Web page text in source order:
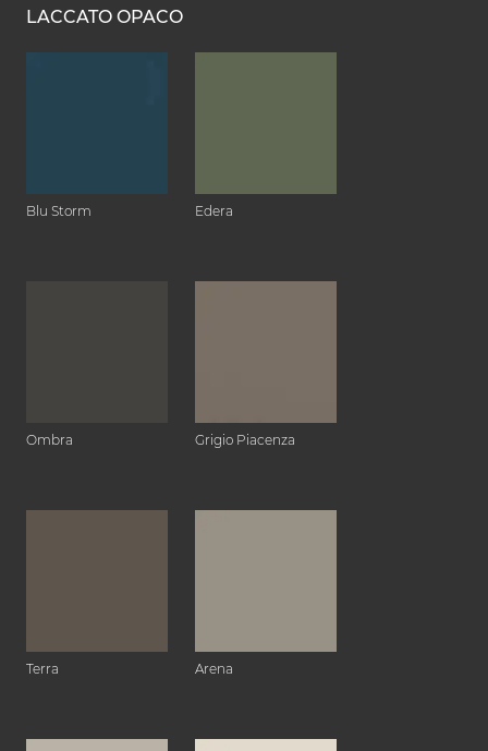
LACCATO OPACO
Blu Storm Edera
Ombra Grigio Piacenza
Terra Arena